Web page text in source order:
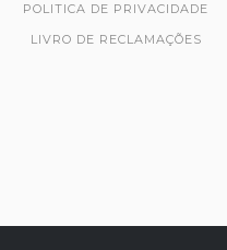
POLITICA DE PRIVACIDADE
LIVRO DE RECLAMAÇÕES